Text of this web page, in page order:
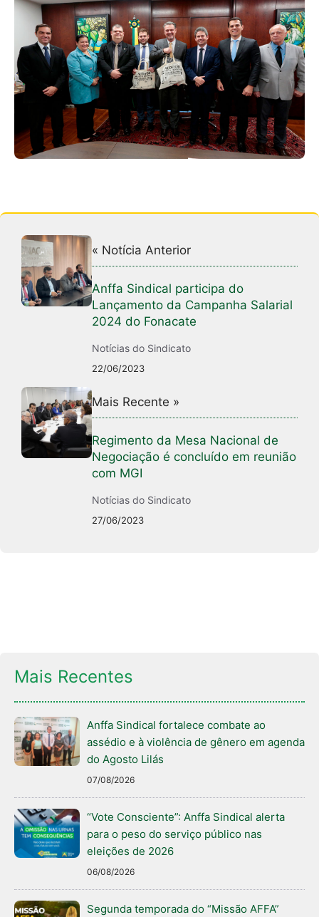
« Notícia Anterior
Anffa Sindical participa do
Lançamento da Campanha Salarial
2024 do Fonacate
Notícias do Sindicato
22/06/2023
Mais Recente »
Regimento da Mesa Nacional de
Negociação é concluído em reunião
com MGI
Notícias do Sindicato
27/06/2023
Mais Recentes
Anffa Sindical fortalece combate ao
assédio e à violência de gênero em agenda
do Agosto Lilás
07/08/2026
“Vote Consciente”: Anffa Sindical alerta
para o peso do serviço público nas
eleições de 2026
06/08/2026
Segunda temporada do “Missão AFFA”